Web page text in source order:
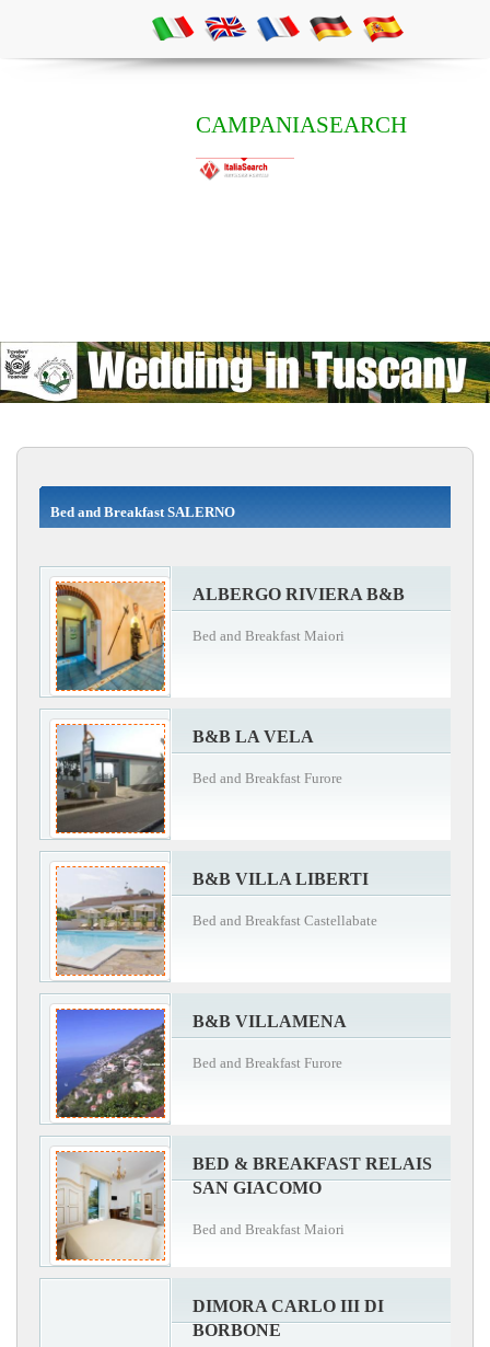
CAMPANIASEARCH
Bed and Breakfast SALERNO
ALBERGO RIVIERA B&B
Bed and Breakfast Maiori
B&B LA VELA
Bed and Breakfast Furore
B&B VILLA LIBERTI
Bed and Breakfast Castellabate
B&B VILLAMENA
Bed and Breakfast Furore
BED & BREAKFAST RELAIS
SAN GIACOMO
Bed and Breakfast Maiori
DIMORA CARLO III DI
BORBONE